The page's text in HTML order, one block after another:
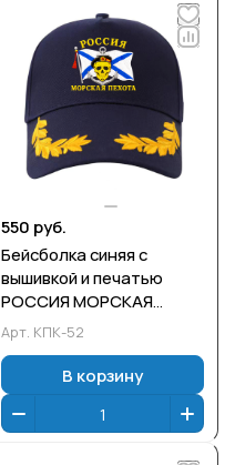
550 руб.
Бейсболка синяя с
вышивкой и печатью
РОССИЯ МОРСКАЯ
ПЕХОТА
Арт. КПК-52
В корзину